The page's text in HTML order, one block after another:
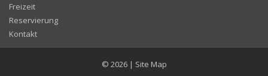
Freizeit
Reservierung
Kontakt
© 2026 | Site Map